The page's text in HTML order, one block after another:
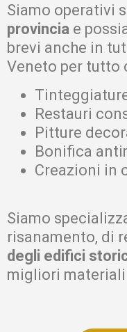
Siamo operativi
provincia e
brevi anche in
Veneto per tutto
Restauri
Pitture
Bonifica
Creazioni in
Siamo
risanamento, di
degli edifici
migliori